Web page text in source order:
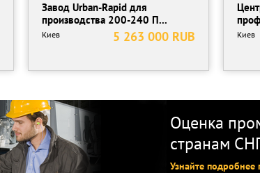
Завод Urban-Rapid для
производства 200-240 П...
5 263 000 RUB
Киев Киев
Оценка
странам
Узнайте подробнее